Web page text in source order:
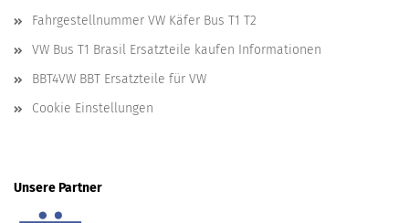
Fahrgestellnummer VW Käfer Bus T1 T2
VW Bus T1 Brasil Ersatzteile kaufen Informationen
BBT4VW BBT Ersatzteile für VW
Cookie Einstellungen
Unsere Partner